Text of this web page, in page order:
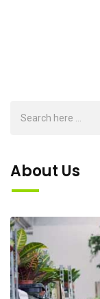
About Us